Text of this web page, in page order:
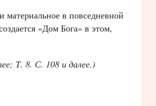
в повседневной
«Дом Бога» в этом,
Т. 8. С. 108 и далее.)